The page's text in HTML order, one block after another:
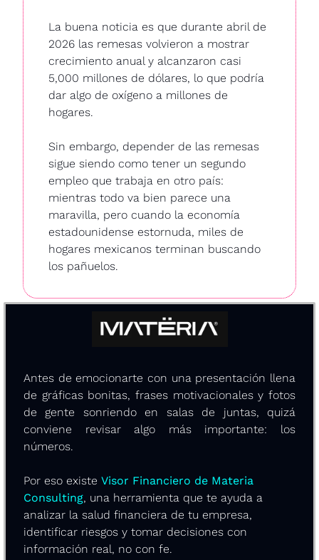
La buena noticia es que durante abril de
2026 las remesas volvieron a mostrar
crecimiento anual y alcanzaron casi
5,000 millones de dólares, lo que podría
dar algo de oxígeno a millones de
hogares.
Sin embargo, depender de las remesas
sigue siendo como tener un segundo
empleo que trabaja en otro país:
mientras todo va bien parece una
maravilla, pero cuando la economía
estadounidense estornuda, miles de
hogares mexicanos terminan buscando
los pañuelos.
Antes de emocionarte con una presentación llena
de gráficas bonitas, frases motivacionales y fotos
de gente sonriendo en salas de juntas, quizá
conviene revisar algo más importante: los
números.
Por eso existe Visor Financiero de Materia
Consulting, una herramienta que te ayuda a
analizar la salud financiera de tu empresa,
identificar riesgos y tomar decisiones con
información real, no con fe.